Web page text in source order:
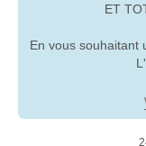
ET
En vous souhaitant